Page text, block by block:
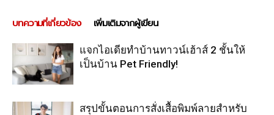
บทความที่เกี่ยวข้อง เพิ่มเติมจากผู้เขียน
แจกไอเดียทำบ้านทาวน์เฮ้าส์ 2 ชั้นให้
เป็นบ้าน Pet Friendly!
สรุปขั้นตอนการสั่งเสื้อพิมพ์ลายสำหรับ